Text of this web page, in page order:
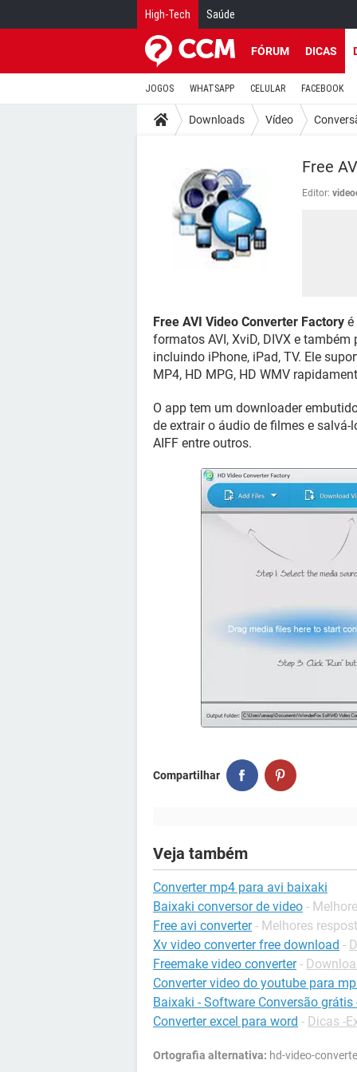
High-Tech Saúde
FÓRUM DICAS
JOGOS WHATSAPP CELULAR FACEBOOK
Downloads Vídeo
Free
Editor:
Free AVI Video Converter Factory é
formatos AVI, XviD, DIVX e
incluindo iPhone, iPad, TV. Ele
MP4, HD MPG, HD WMV
O app tem um downloader
de extrair o áudio de filmes e salvá-
AIFF entre outros.
Compartilhar
Veja também
Converter mp4 para avi baixaki
Baixaki conversor de video -
Free avi converter - Melhores
Xv video converter free download -
Freemake video converter -
Converter video do youtube para
Baixaki - Software Conversão grátis
Converter excel para word - Dicas -
Ortografia alternativa: hd-video-